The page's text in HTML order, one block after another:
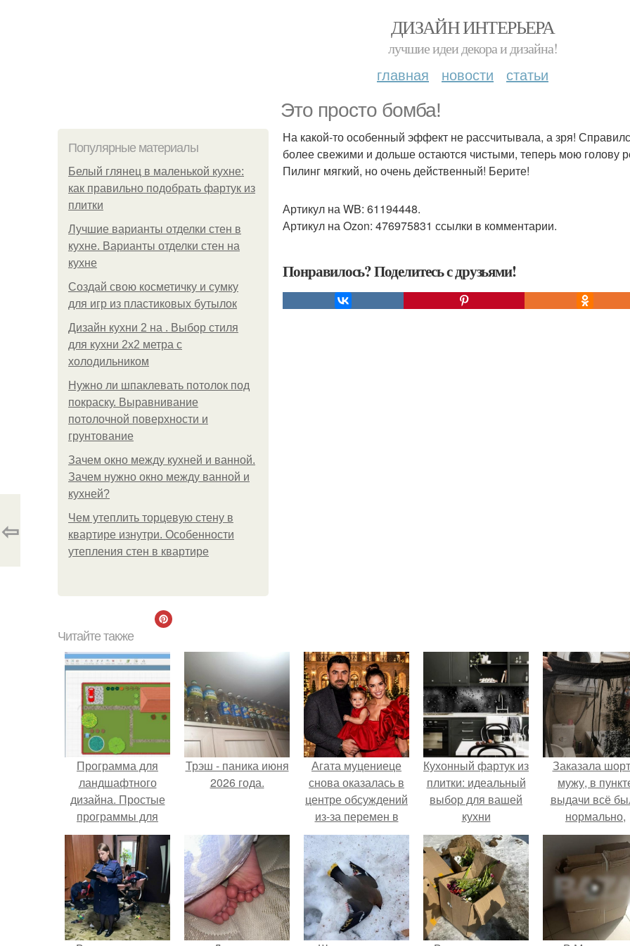
ДИЗАЙН ИНТЕРЬЕРА
лучшие идеи декора и дизайна!
главная новости статьи
Это просто бомба!
Популярные материалы
Белый глянец в маленькой кухне:
как правильно подобрать фартук из
плитки
Лучшие варианты отделки стен в
кухне. Варианты отделки стен на
кухне
Создай свою косметичку и сумку
для игр из пластиковых бутылок
Дизайн кухни 2 на . Выбор стиля
для кухни 2х2 метра с
холодильником
Нужно ли шпаклевать потолок под
покраску. Выравнивание
потолочной поверхности и
грунтование
Зачем окно между кухней и ванной.
Зачем нужно окно между ванной и
кухней?
Чем утеплить торцевую стену в
квартире изнутри. Особенности
утепления стен в квартире
На какой-то особенный эффект не рассчитывала, а зря!
более свежими и дольше остаются чистыми, теперь мою голову
Пилинг мягкий, но очень действенный! Берите!
Артикул на WB: 61194448.
Артикул на Ozon: 476975831 ссылки в комментарии.
Понравилось? Поделитесь с друзьями!
⇦
Читайте также
Программа для
ландшафтного
дизайна. Простые
программы для
планировки и
проектирования
участка
Трэш - паника июня
2026 года.
Агата муцениеце
снова оказалась в
центре обсуждений
из-за перемен в
личной жизни.
Кухонный фартук из
плитки: идеальный
выбор для вашей
кухни
Заказала
мужу, в
выдачи всё
нормально,
примерил
хорошо,
предвещало